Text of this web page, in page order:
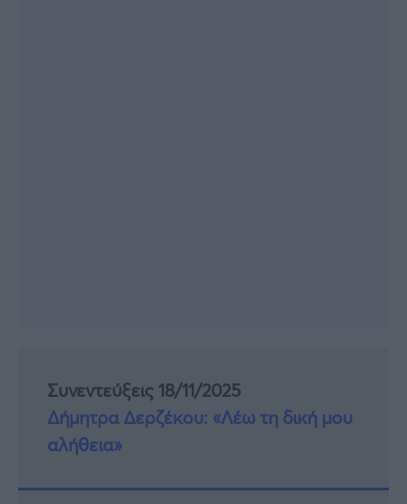
Συνεντεύξεις 18/11/2025
Δήμητρα Δερζέκου: «Λέω τη δική μου
αλήθεια»